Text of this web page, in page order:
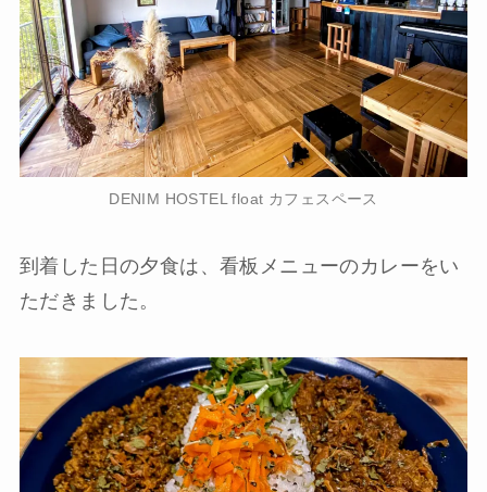
DENIM HOSTEL float カフェスペース
到着した日の夕食は、看板メニューのカレーをい
ただきました。